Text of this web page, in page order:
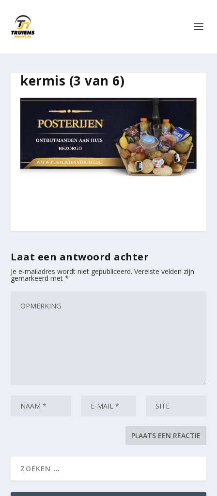
kermis (3 van 6)
Laat een antwoord achter
Je e-mailadres wordt niet gepubliceerd. Vereiste velden zijn
gemarkeerd met*